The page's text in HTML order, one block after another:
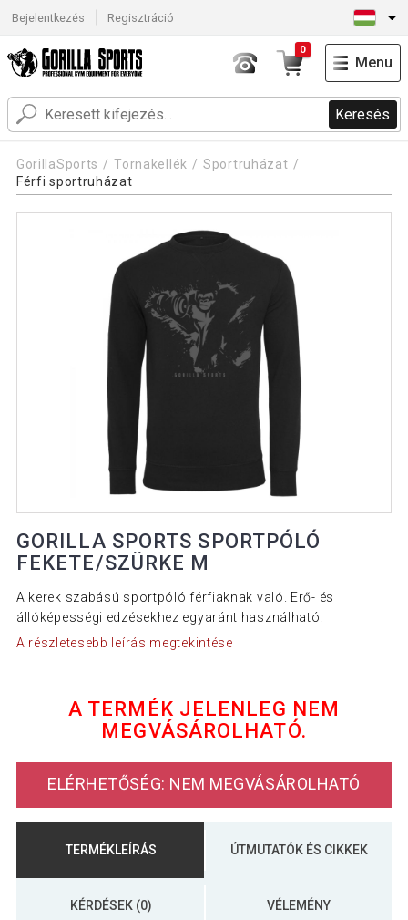
Bejelentkezés Regisztráció
Keresés
0
Menu
GorillaSports Tornakellék
Sportruházat
Férfi sportruházat
GORILLA SPORTS SPORTPÓLÓ
FEKETE/SZÜRKE M
A kerek szabású sportpóló férfiaknak való. Erő- és
állóképességi edzésekhez egyaránt használható.
A részletesebb leírás megtekintése
A TERMÉK JELENLEG NEM
MEGVÁSÁROLHATÓ.
ELÉRHETŐSÉG: NEM MEGVÁSÁROLHATÓ
TERMÉKLEÍRÁS ÚTMUTATÓK ÉS CIKKEK
KÉRDÉSEK (0) VÉLEMÉNY